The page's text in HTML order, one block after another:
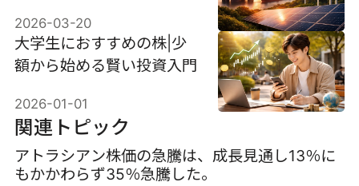
2026-03-20
大学生におすすめの株|少
額から始める賢い投資入門
2026-01-01
関連トピック
アトラシアン株価の急騰は、成長見通し13％に
もかかわらず35％急騰した。